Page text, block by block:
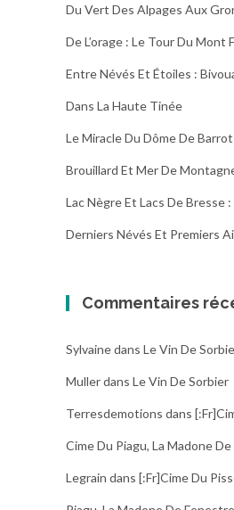
Du Vert Des Alpages Aux
De L’orage : Le Tour Du Mont
Entre Névés Et Étoiles :
Dans La Haute Tinée
Le Miracle Du Dôme De
Brouillard Et Mer De
Lac Nègre Et Lacs De Bresse
Derniers Névés Et Premiers
Commentaires
Sylvainedans Le Vin De
Mullerdans Le Vin De Sorbier
Terresdemotions dans
Cime Du Piagu, La Madone
Legrain dans [:fr]Cime Du